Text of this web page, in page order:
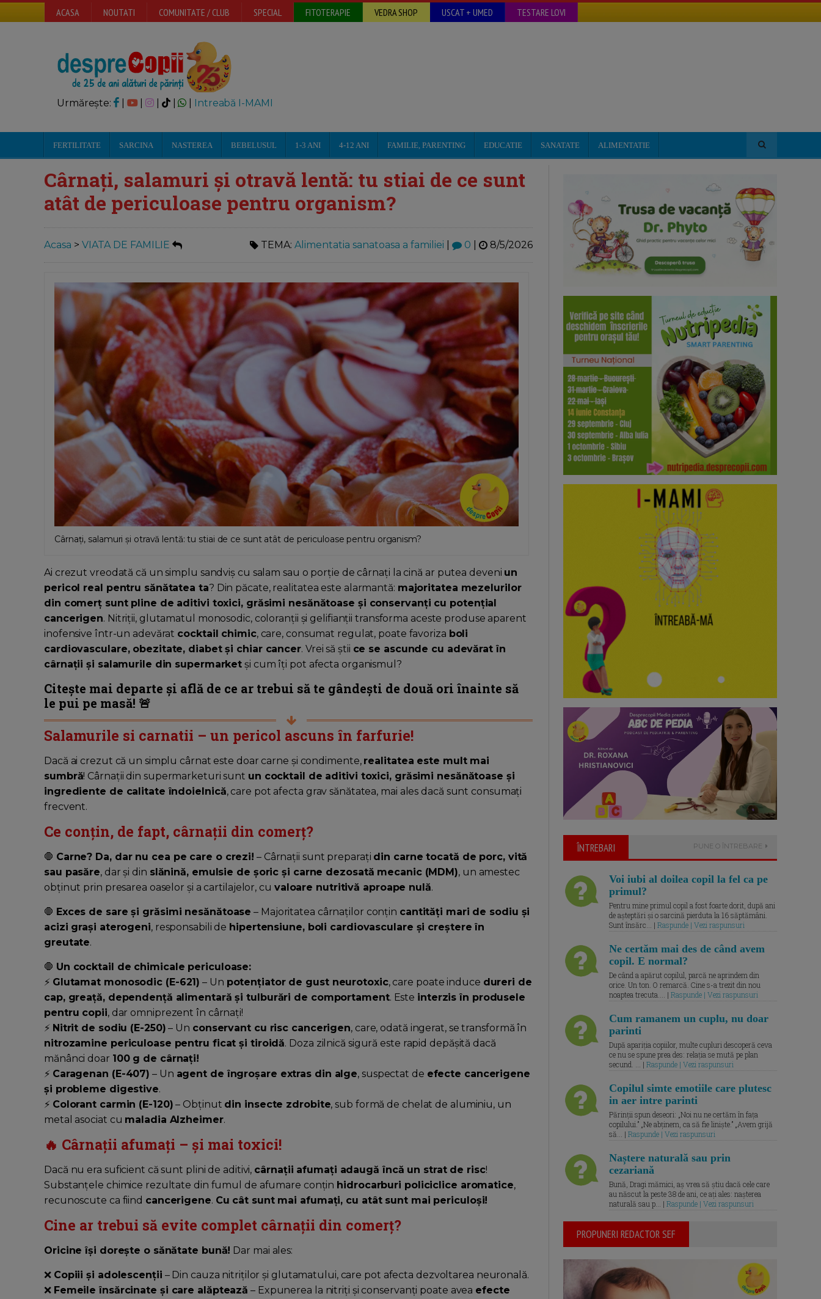
ACASA NOUTATI COMUNITATE / CLUB SPECIAL FITOTERAPIE VEDRA SHOP USCAT + UMED TESTARE LOVI
Urmărește: | | Intreabă I-MAMI
FERTILITATE SARCINA NASTEREA BEBELUSUL 1-3 ANI 4-12 ANI FAMILIE, PARENTING EDUCATIE SANATATE ALIMENTATIE
Cârnați, salamuri și otravă lentă: tu stiai de ce sunt
atât de periculoase pentru organism?
Acasa > VIATA DE FAMILIE TEMA: Alimentatia sanatoasa a familiei 0 8/5/2026
Cârnați, salamuri și otravă lentă: tu stiai de ce sunt atât de periculoase pentru organism?
Ai crezut vreodată că un simplu sandviș cu salam sau o porție de cârnați la cină ar putea deveni un
pericol real pentru sănătatea ta? Din păcate, realitatea este alarmantă: majoritatea mezelurilor
din comerț sunt pline de aditivi toxici, grăsimi nesănătoase și conservanți cu potențial
cancerigen. Nitriții, glutamatul monosodic, coloranții și gelifianții transforma aceste produse aparent
inofensive într-un adevărat cocktail chimic, care, consumat regulat, poate favoriza boli
cardiovasculare, obezitate, diabet și chiar cancer. Vrei să știi ce se ascunde cu adevărat în
cârnații și salamurile din supermarket și cum îți pot afecta organismul?
Citește mai departe și află de ce ar trebui să te gândești de două ori înainte să
le pui pe masă! 🚨
Salamurile si carnatii – un pericol ascuns în farfurie!
Dacă ai crezut că un simplu cârnat este doar carne și condimente, realitatea este mult mai
sumbră! Cârnații din supermarketuri sunt un cocktail de aditivi toxici, grăsimi nesănătoase și
ingrediente de calitate îndoielnică, care pot afecta grav sănătatea, mai ales dacă sunt consumați
frecvent.
Ce conțin, de fapt, cârnații din comerț?
🛑 Carne? Da, dar nu cea pe care o crezi! – Cârnații sunt preparați din carne tocată de porc, vită
sau pasăre, dar și din slănină, emulsie de șoric și carne dezosată mecanic (MDM), un amestec
obținut prin presarea oaselor și a cartilajelor, cu valoare nutritivă aproape nulă.
🛑 Exces de sare și grăsimi nesănătoase – Majoritatea cârnaților conțin cantități mari de sodiu și
acizi grași aterogeni, responsabili de hipertensiune, boli cardiovasculare și creștere în
greutate.
🛑 Un cocktail de chimicale periculoase:
⚡ Glutamat monosodic (E-621) – Un potențiator de gust neurotoxic, care poate induce dureri de
cap, greață, dependență alimentară și tulburări de comportament. Este interzis în produsele
pentru copii, dar omniprezent în cârnați!
⚡ Nitrit de sodiu (E-250) – Un conservant cu risc cancerigen, care, odată ingerat, se transformă în
nitrozamine periculoase pentru ficat și tiroidă. Doza zilnică sigură este rapid depășită dacă
mănânci doar 100 g de cârnați!
⚡ Caragenan (E-407) – Un agent de îngroșare extras din alge, suspectat de efecte cancerigene
și probleme digestive.
⚡ Colorant carmin (E-120) – Obținut din insecte zdrobite, sub formă de chelat de aluminiu, un
metal asociat cu maladia Alzheimer.
🔥 Cârnații afumați – și mai toxici!
Dacă nu era suficient că sunt plini de aditivi, cârnații afumați adaugă încă un strat de risc!
Substanțele chimice rezultate din fumul de afumare conțin hidrocarburi policiclice aromatice,
recunoscute ca fiind cancerigene. Cu cât sunt mai afumați, cu atât sunt mai periculoși!
Cine ar trebui să evite complet cârnații din comerț?
Oricine își dorește o sănătate bună! Dar mai ales:
❌ Copiii și adolescenții – Din cauza nitriților și glutamatului, care pot afecta dezvoltarea neuronală.
❌ Femeile însărcinate și care alăptează – Expunerea la nitriți și conservanți poate avea efecte
ÎNTREBARI PUNE O ÎNTREBARE
Voi iubi al doilea copil la fel ca pe
primul?
Pentru mine primul copil a fost foarte dorit, după ani
de așteptări și o sarcină pierduta la 16 săptămâni.
Sunt însărc... | Raspunde | Vezi raspunsuri
Ne certăm mai des de când avem
copil. E normal?
De când a apărut copilul, parcă ne aprindem din
orice. Un ton. O remarcă. Cine s-a trezit din nou
noaptea trecuta.... | Raspunde | Vezi raspunsuri
Cum ramanem un cuplu, nu doar
parinti
După apariția copiilor, multe cupluri descoperă ceva
ce nu se spune prea des: relația se mută pe plan
secund. ... | Raspunde | Vezi raspunsuri
Copilul simte emotiile care plutesc
in aer intre parinti
Părinții spun deseori: „Noi nu ne certăm în fața
copilului.” „Ne abținem, ca să fie liniște.” „Avem grijă
să... | Raspunde | Vezi raspunsuri
Naștere naturală sau prin
cezariană
Bună, Dragi mămici, aș vrea să știu dacă cele care
au născut la peste 38 de ani, ce ați ales: nașterea
naturală sau p... | Raspunde | Vezi raspunsuri
PROPUNERI REDACTOR SEF